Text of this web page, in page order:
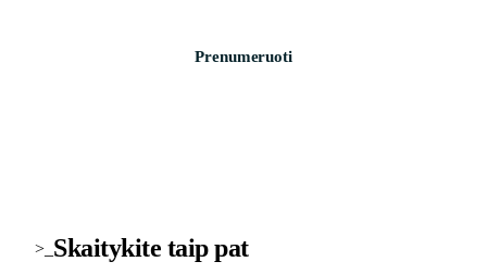
Prenumeruoti
>_ Skaitykite taip pat